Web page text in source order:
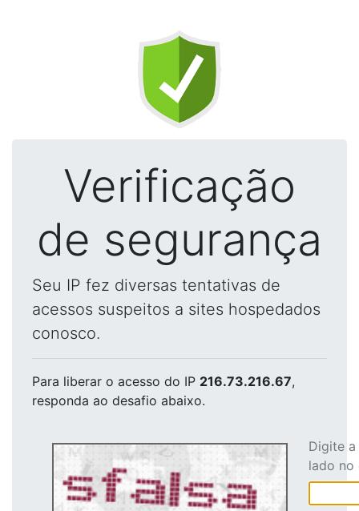
Verificação
de segurança
Seu IP fez diversas tentativas de
acessos suspeitos a sites hospedados
conosco.
Para liberar o acesso do IP 216.73.216.67,
responda ao desafio abaixo.
Digite
lado no